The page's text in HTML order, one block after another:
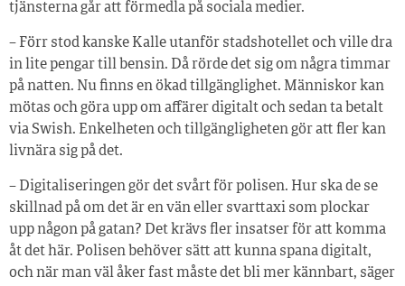
tjänsterna går att förmedla på sociala medier.
– Förr stod kanske Kalle utanför stadshotellet och ville dra
in lite pengar till bensin. Då rörde det sig om några timmar
på natten. Nu finns en ökad tillgänglighet. Människor kan
mötas och göra upp om affärer digitalt och sedan ta betalt
via Swish. Enkelheten och tillgängligheten gör att fler kan
livnära sig på det.
– Digitaliseringen gör det svårt för polisen. Hur ska de se
skillnad på om det är en vän eller svarttaxi som plockar
upp någon på gatan? Det krävs fler insatser för att komma
åt det här. Polisen behöver sätt att kunna spana digitalt,
och när man väl åker fast måste det bli mer kännbart, säger